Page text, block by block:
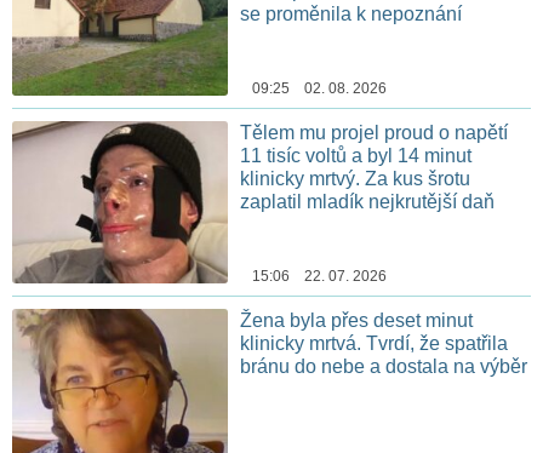
se proměnila k nepoznání
09:25 02. 08. 2026
Tělem mu projel proud o napětí
11 tisíc voltů a byl 14 minut
klinicky mrtvý. Za kus šrotu
zaplatil mladík nejkrutější daň
15:06 22. 07. 2026
Žena byla přes deset minut
klinicky mrtvá. Tvrdí, že spatřila
bránu do nebe a dostala na výběr